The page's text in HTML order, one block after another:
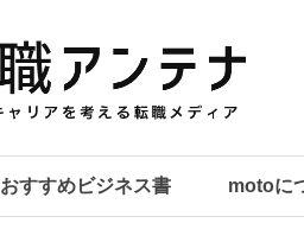
おすすめビジネス書 motoに